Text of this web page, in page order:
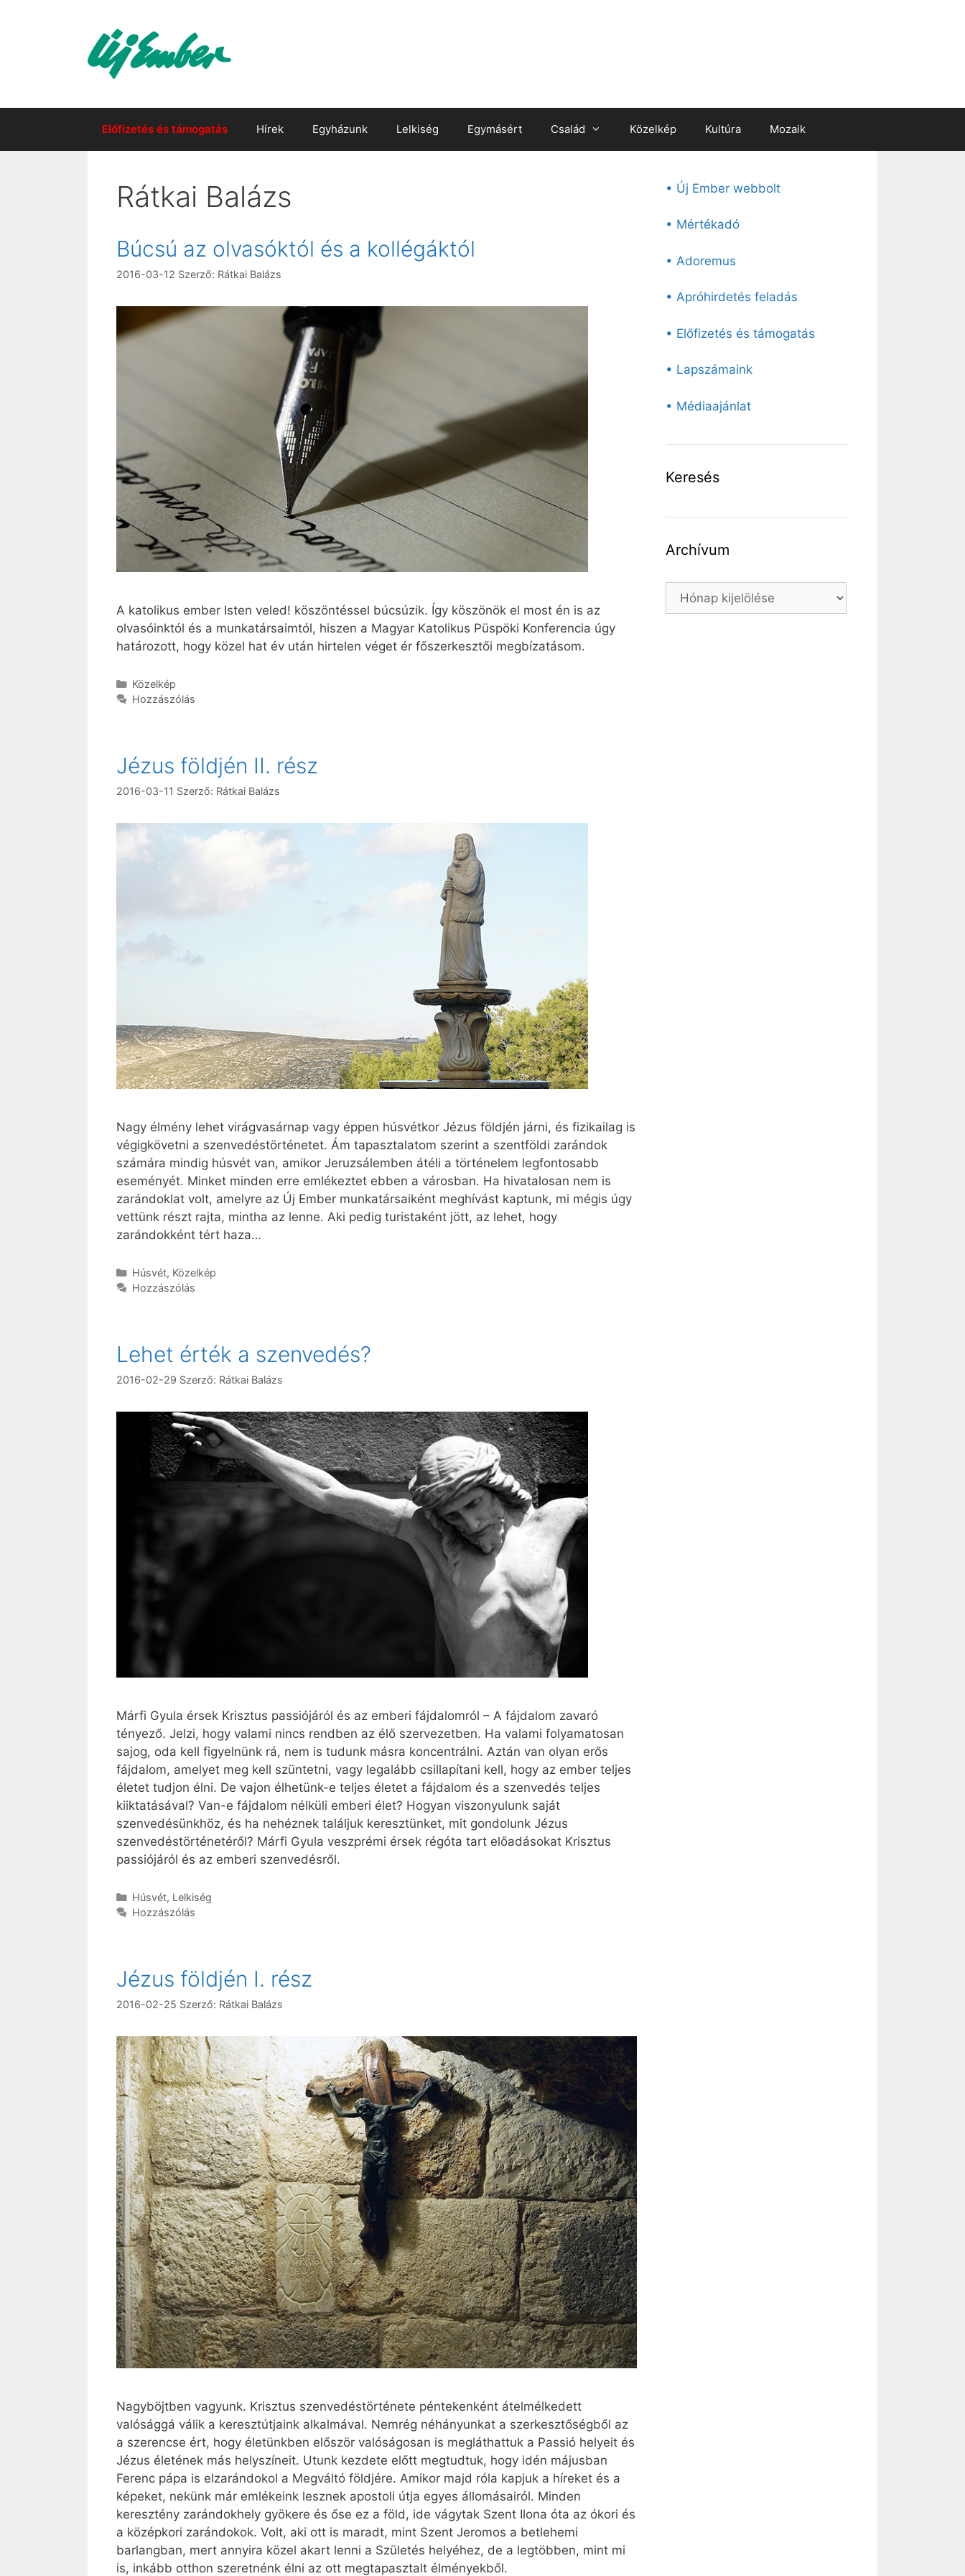
Előfizetés és támogatás Hírek Egyházunk Lelkiség Egymásért Család Közelkép Kultúra Mozaik
Rátkai Balázs
Búcsú az olvasóktól és a kollégáktól
2016-03-12 Szerző: Rátkai Balázs
A katolikus ember Isten veled! köszöntéssel búcsúzik. Így köszönök el most én is az
olvasóinktól és a munkatársaimtól, hiszen a Magyar Katolikus Püspöki Konferencia úgy
határozott, hogy közel hat év után hirtelen véget ér főszerkesztői megbízatásom.
Kategória
Közelkép
Hozzászólás
Jézus földjén II. rész
2016-03-11 Szerző: Rátkai Balázs
Nagy élmény lehet virágvasárnap vagy éppen húsvétkor Jézus földjén járni, és fizikailag is
végigkövetni a szenvedéstörténetet. Ám tapasztalatom szerint a szentföldi zarándok
számára mindig húsvét van, amikor Jeruzsálemben átéli a történelem legfontosabb
eseményét. Minket minden erre emlékeztet ebben a városban. Ha hivatalosan nem is
zarándoklat volt, amelyre az Új Ember munkatársaiként meghívást kaptunk, mi mégis úgy
vettünk részt rajta, mintha az lenne. Aki pedig turistaként jött, az lehet, hogy
zarándokként tért haza…
Kategória
Húsvét, Közelkép
Hozzászólás
Lehet érték a szenvedés?
2016-02-29 Szerző: Rátkai Balázs
Márfi Gyula érsek Krisztus passiójáról és az emberi fájdalomról – A fájdalom zavaró
tényező. Jelzi, hogy valami nincs rendben az élő szervezetben. Ha valami folyamatosan
sajog, oda kell figyelnünk rá, nem is tudunk másra koncentrálni. Aztán van olyan erős
fájdalom, amelyet meg kell szüntetni, vagy legalább csillapítani kell, hogy az ember teljes
életet tudjon élni. De vajon élhetünk-e teljes életet a fájdalom és a szenvedés teljes
kiiktatásával? Van-e fájdalom nélküli emberi élet? Hogyan viszonyulunk saját
szenvedésünkhöz, és ha nehéznek találjuk keresztünket, mit gondolunk Jézus
szenvedéstörténetéről? Márfi Gyula veszprémi érsek régóta tart előadásokat Krisztus
passiójáról és az emberi szenvedésről.
Kategória
Húsvét, Lelkiség
Hozzászólás
Jézus földjén I. rész
2016-02-25 Szerző: Rátkai Balázs
Nagyböjtben vagyunk. Krisztus szenvedéstörténete péntekenként átelmélkedett
valósággá válik a keresztútjaink alkalmával. Nemrég néhányunkat a szerkesztőségből az
a szerencse ért, hogy életünkben először valóságosan is megláthattuk a Passió helyeit és
Jézus életének más helyszíneit. Utunk kezdete előtt megtudtuk, hogy idén májusban
Ferenc pápa is elzarándokol a Megváltó földjére. Amikor majd róla kapjuk a híreket és a
képeket, nekünk már emlékeink lesznek apostoli útja egyes állomásairól. Minden
keresztény zarándokhely gyökere és őse ez a föld, ide vágytak Szent Ilona óta az ókori és
a középkori zarándokok. Volt, aki ott is maradt, mint Szent Jeromos a betlehemi
barlangban, mert annyira közel akart lenni a Születés helyéhez, de a legtöbben, mint mi
is, inkább otthon szeretnénk élni az ott megtapasztalt élményekből.
• Új Ember webbolt
• Mértékadó
• Adoremus
• Apróhirdetés feladás
• Előfizetés és támogatás
• Lapszámaink
• Médiaajánlat
Keresés
Archívum
Archívum